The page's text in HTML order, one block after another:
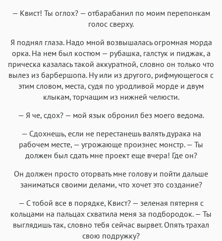
— Квист! Ты оглох? — отбарабанил по моим перепонкам
голос сверху.
Я поднял глаза. Надо мной возвышалась огромная морда
орка. На нем был костюм — рубашка, галстук и пиджак, а
прическа казалась такой аккуратной, словно он только что
вылез из барбершопа. Ну или из другого, рифмующегося с
этим словом, места, судя по уродливой морде и двум
клыкам, торчащим из нижней челюсти.
— Я че, сдох? — мой язык обронил без моего ведома.
— Сдохнешь, если не перестанешь валять дурака на
рабочем месте, — угрожающе произнес монстр. — Ты
должен был сдать мне проект еще вчера! Где он?
Он должен просто оторвать мне голову и пойти дальше
заниматься своими делами, что хочет это создание?
— С тобой все в порядке, Квист? — зеленая пятерня с
кольцами на пальцах схватила меня за подбородок. — Ты
выглядишь так, словно тебя сейчас вырвет. Опять трахал
свою подружку?